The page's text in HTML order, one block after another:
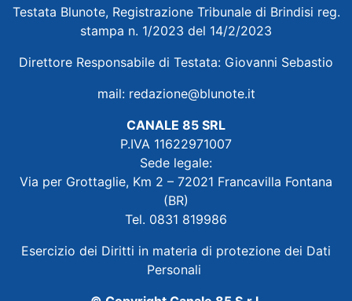
Testata Blunote, Registrazione Tribunale di Brindisi reg.
stampa n. 1/2023 del 14/2/2023
Direttore Responsabile di Testata: Giovanni Sebastio
mail: redazione@blunote.it
CANALE 85 SRL
P.IVA 11622971007
Sede legale:
Via per Grottaglie, Km 2 – 72021 Francavilla Fontana
(BR)
Tel. 0831 819986
Esercizio dei Diritti in materia di protezione dei Dati
Personali